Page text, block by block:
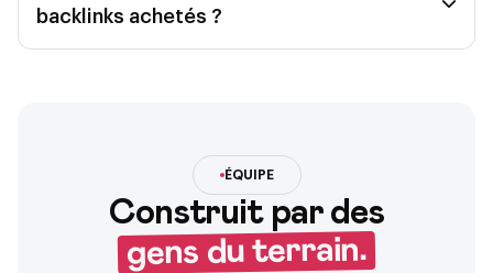
backlinks achetés ?
ÉQUIPE
Construit par des
gens du terrain.